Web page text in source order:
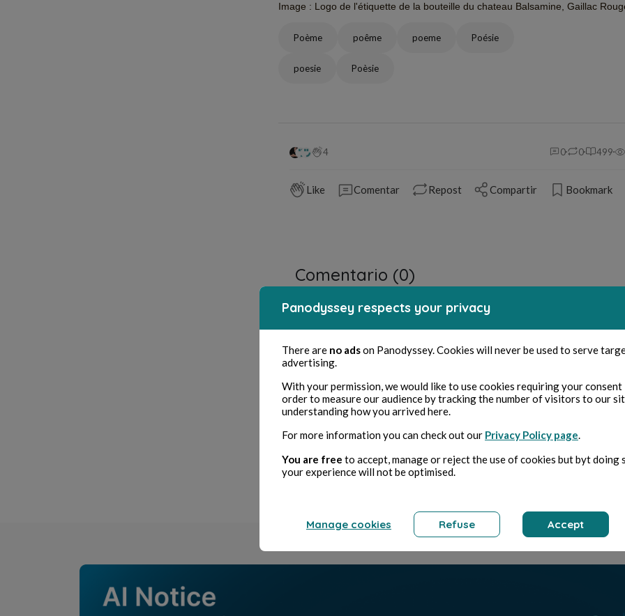
Image : Logo de l'étiquette de la bouteille du chateau Balsamine, Gaillac
Poème poême poeme Poésie
poesie Poèsie
4 0 0 499
Like Comentar Repost Compartir Bookmark
Comentario (0)
Iniciar sesión
Previus
Panodyssey respects your privacy
There are no adson Panodyssey. Cookies will never be used to serve
advertising.
With your permission, we would like to use cookies requiring your consent
order to measure our audience by tracking the number of visitors to our
understanding how you arrived here.
For more information you can check out our Privacy Policy page.
You are free to accept, manage or reject the use of cookies but byt doing
your experience will not be optimised.
Manage cookies Refuse Accept